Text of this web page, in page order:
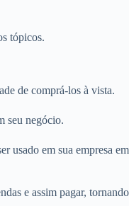
tópicos.
de comprá-los à vista.
seu negócio.
em sua empresa
e assim pagar,